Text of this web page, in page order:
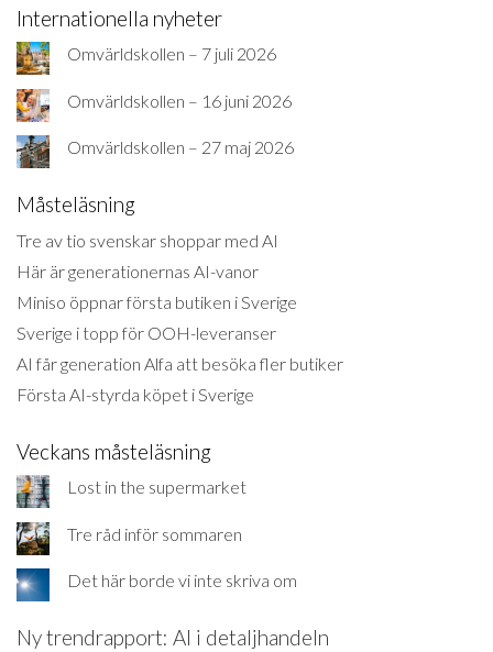
Internationella nyheter
Omvärldskollen – 7 juli 2026
Omvärldskollen – 16 juni 2026
Omvärldskollen – 27 maj 2026
Måsteläsning
Tre av tio svenskar shoppar med AI
Här är generationernas AI-vanor
Miniso öppnar första butiken i Sverige
Sverige i topp för OOH-leveranser
AI får generation Alfa att besöka fler butiker
Första AI-styrda köpet i Sverige
Veckans måsteläsning
Lost in the supermarket
Tre råd inför sommaren
Det här borde vi inte skriva om
Ny trendrapport: AI i detaljhandeln